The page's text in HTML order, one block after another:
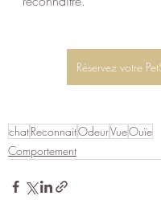
Réservez votre
chatReconnaitOdeurVueOuïe
Comportement